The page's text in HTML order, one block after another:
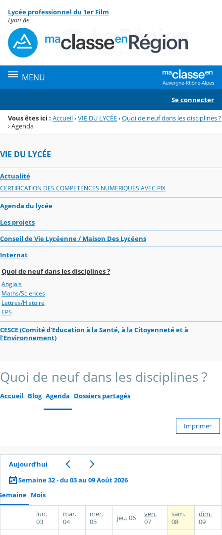
Menu de la rubrique
Contenu
Lycée professionnel du 1er Film
Lyon 8e
MENU
Se connecter
Vous êtes ici : Accueil›VIE DU LYCÉE›Quoi de neuf dans les disciplines ?
›Agenda
VIE DU LYCÉE
Actualité
CERTIFICATION DES COMPETENCES NUMERIQUES AVEC PIX
Agenda du lycée
Les projets
Conseil de Vie Lycéenne / Maison Des Lycéens
Internat
Quoi de neuf dans les disciplines ?
Anglais
Maths/Sciences
Lettres/Histoire
EPS
CESCE (Comité d'Education à la Santé, à la Citoyenneté et à
l'Environnement)
Quoi de neuf dans les disciplines ?
Accueil Blog Agenda Dossiers partagés
Imprimer
Aujourd’hui
Semaine 32 - du 03 au 09 Août 2026
Mois
lun.
03
mar.
04
mer.
05
jeu.06
ven.
07
sam.
08
dim.
09